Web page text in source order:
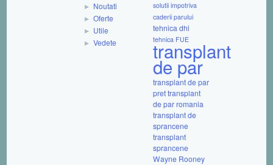
Noutati
Oferte
Utile
Vedete
solutii impotriva
caderii parului
tehnica dhi
tehnica FUE
transplant
de par
transplant de par
prettransplant
de par romania
transplant de
sprancene
transplant
sprancene
Wayne Rooney